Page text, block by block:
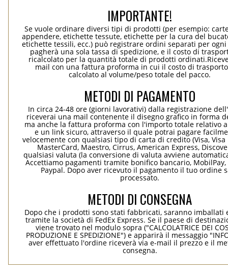
IMPORTANTE!
Se vuole ordinare diversi tipi di prodotti (per esempio:
appendere, etichette tessute, etichette per la cura del
etichette tessili, ecc.) può registrare ordini separati per
pagherà una sola tassa di spedizione, e il costo di
ricalcolato per la quantità totale di prodotti
mail con una fattura proforma in cui il costo di
calcolato al volume/peso totale del pacco.
METODI DI PAGAMENTO
In circa 24-48 ore (giorni lavorativi) dalla registrazione
riceverai una mail contenente il disegno grafico in forma
ma anche la fattura proforma con l'importo totale relativo
e un link sicuro, attraverso il quale potrai pagare
velocemente con qualsiasi tipo di carta di credito (Visa, Visa
MasterCard, Maestro, Cirrus, American Express,
qualsiasi valuta (la conversione di valuta avviene
Accettiamo pagamenti tramite bonifico bancario, MobilPay,
Paypal. Dopo aver ricevuto il pagamento il tuo ordine
processato.
METODI DI CONSEGNA
Dopo che i prodotti sono stati fabbricati, saranno imballati
tramite la società di FedEx Express. Se il paese di
viene trovato nel modulo sopra ("CALCOLATRICE DEI
PRODUZIONE E SPEDIZIONE") e apparirà il messaggio
aver effettuato l'ordine riceverà via e-mail il prezzo e il
consegna.